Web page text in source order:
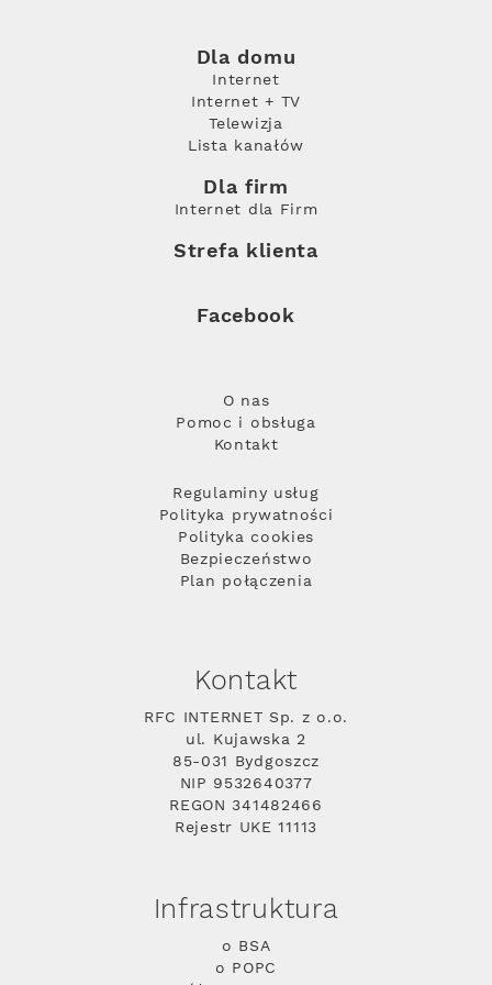
Dla domu
Internet
Internet + TV
Telewizja
Lista kanałów
Dla firm
Internet dla Firm
Strefa klienta
Facebook
O nas
Pomoc i obsługa
Kontakt
Regulaminy usług
Polityka prywatności
Polityka cookies
Bezpieczeństwo
Plan połączenia
Kontakt
RFC INTERNET Sp. z o.o.
ul. Kujawska 2
85-031 Bydgoszcz
NIP 9532640377
REGON 341482466
Rejestr UKE 11113
Infrastruktura
o BSA
o POPC